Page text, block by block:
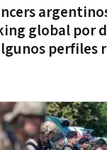
global por
perfiles